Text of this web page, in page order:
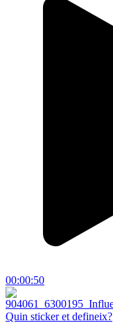
00:00:50
Quin sticker et defineix?